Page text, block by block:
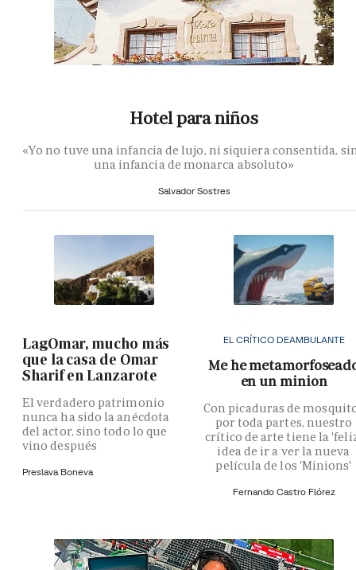
Hotel para niños
«Yo no tuve una infancia de lujo, ni siquiera consentida,
una infancia de monarca absoluto»
Salvador Sostres
LagOmar, mucho más
que la casa de Omar
Sharif en Lanzarote
El verdadero patrimonio
nunca ha sido la anécdota
del actor, sino todo lo que
vino después
Preslava Boneva
EL CRÍTICO DEAMBULANTE
Me he
en un minion
Con picaduras de
por toda partes, nuestro
crítico de arte tiene la
idea de ir a ver la nueva
película de los 'Minions'
Fernando Castro Flórez